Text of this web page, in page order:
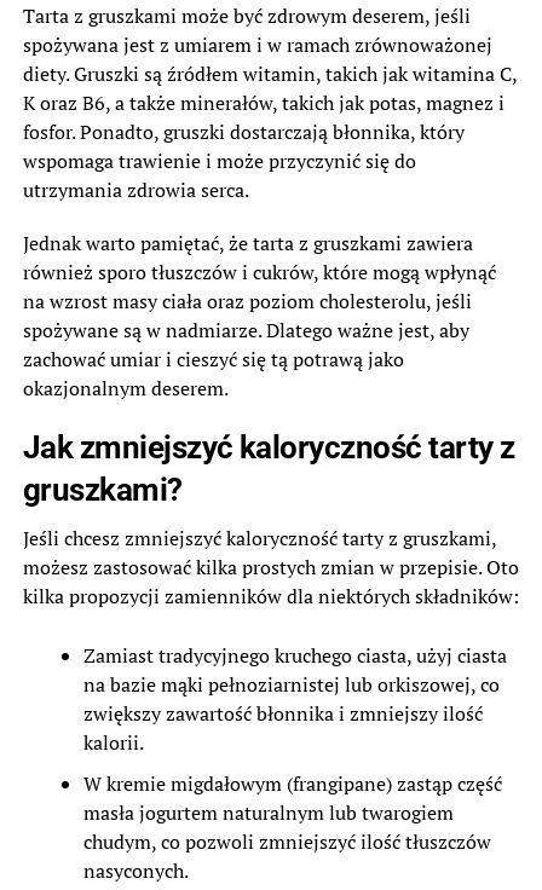
Tarta z gruszkami może być zdrowym deserem, jeśli
spożywana jest z umiarem i w ramach zrównoważonej
diety. Gruszki są źródłem witamin, takich jak witamina C,
K oraz B6, a także minerałów, takich jak potas, magnez i
fosfor. Ponadto, gruszki dostarczają błonnika, który
wspomaga trawienie i może przyczynić się do
utrzymania zdrowia serca.
Jednak warto pamiętać, że tarta z gruszkami zawiera
również sporo tłuszczów i cukrów, które mogą wpłynąć
na wzrost masy ciała oraz poziom cholesterolu, jeśli
spożywane są w nadmiarze. Dlatego ważne jest, aby
zachować umiar i cieszyć się tą potrawą jako
okazjonalnym deserem.
Jak zmniejszyć kaloryczność tarty z
gruszkami?
Jeśli chcesz zmniejszyć kaloryczność tarty z gruszkami,
możesz zastosować kilka prostych zmian w przepisie. Oto
kilka propozycji zamienników dla niektórych składników:
Zamiast tradycyjnego kruchego ciasta, użyj ciasta
na bazie mąki pełnoziarnistej lub orkiszowej, co
zwiększy zawartość błonnika i zmniejszy ilość
kalorii.
W kremie migdałowym (frangipane) zastąp część
masła jogurtem naturalnym lub twarogiem
chudym, co pozwoli zmniejszyć ilość tłuszczów
nasyconych.